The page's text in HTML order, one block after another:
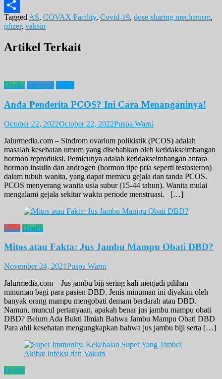
Email
Share
TaggedAS, COVAX Facility, Covid-19, dose-sharing mechanism,
pfizer, vaksin
Artikel Terkait
Health Lifestyle
Anda Penderita PCOS? Ini Cara Menanganinya!
October 22, 2022October 22, 2022Puspa Warni
Jalurmedia.com – Sindrom ovarium polikistik (PCOS) adalah
masalah kesehatan umum yang disebabkan oleh ketidakseimbangan
hormon reproduksi. Pemicunya adalah ketidakseimbangan antara
hormon insulin dan androgen (hormon tipe pria seperti testosteron)
dalam tubuh wanita, yang dapat memicu gejala dan tanda PCOS.
PCOS menyerang wanita usia subur (15-44 tahun). Wanita mulai
mengalami gejala sekitar waktu periode menstruasi. […]
Food Health
Mitos atau Fakta: Jus Jambu Mampu Obati DBD?
November 24, 2021Puspa Warni
Jalurmedia.com – Jus jambu biji sering kali menjadi pilihan
minuman bagi para pasien DBD. Jenis minuman ini diyakini oleh
banyak orang mampu mengobati demam berdarah atau DBD.
Namun, muncul pertanyaan, apakah benar jus jambu mampu obati
DBD? Belum Ada Bukti Ilmiah Bahwa Jambu Mampu Obati DBD
Para ahli kesehatan mengungkapkan bahwa jus jambu biji serta […]
Health